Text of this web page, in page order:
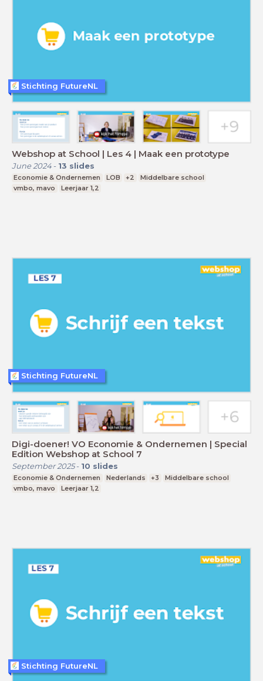
Webshop at School | Les 4 | Maak een prototype
June 2024- 13 slides
Economie & Ondernemen LOB +2
Middelbare school
vmbo, mavo
Leerjaar 1,2
Stichting FutureNL
Digi-doener! VO Economie & Ondernemen | Special
Edition Webshop at School 7
September 2025- 10 slides
Economie & Ondernemen Nederlands +3
Middelbare school
vmbo, mavo
Leerjaar 1,2
Stichting FutureNL
Stichting FutureNL